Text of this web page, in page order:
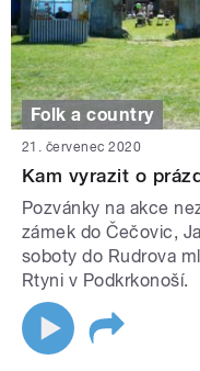
Folk a country
21. červenec 2020
Kam vyrazit o
Pozvánky na akce
zámek do Čečovic,
soboty do Rudrova
Rtyni v Podkrkonoší.